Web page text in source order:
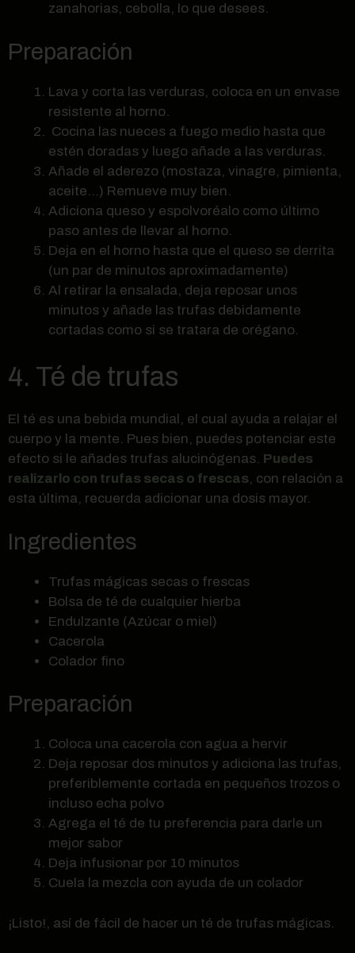
zanahorias, cebolla, lo que desees.
Preparación
Lava y corta las verduras, coloca en un envase
resistente al horno.
Cocina las nueces a fuego medio hasta que
estén doradas y luego añade a las verduras.
Añade el aderezo (mostaza, vinagre, pimienta,
aceite…) Remueve muy bien.
Adiciona queso y espolvoréalo como último
paso antes de llevar al horno.
Deja en el horno hasta que el queso se derrita
(un par de minutos aproximadamente)
Al retirar la ensalada, deja reposar unos
minutos y añade las trufas debidamente
cortadas como si se tratara de orégano.
4. Té de trufas
El té es una bebida mundial, el cual ayuda a relajar el
cuerpo y la mente. Pues bien, puedes potenciar este
efecto si le añades trufas alucinógenas. Puedes
realizarlo con trufas secas o frescas, con relación a
esta última, recuerda adicionar una dosis mayor.
Ingredientes
Trufas mágicas secas o frescas
Bolsa de té de cualquier hierba
Endulzante (Azúcar o miel)
Cacerola
Colador fino
Preparación
Coloca una cacerola con agua a hervir
Deja reposar dos minutos y adiciona las trufas,
preferiblemente cortada en pequeños trozos o
incluso echa polvo
Agrega el té de tu preferencia para darle un
mejor sabor
Deja infusionar por 10 minutos
Cuela la mezcla con ayuda de un colador
¡Listo!, así de fácil de hacer un té de trufas mágicas.